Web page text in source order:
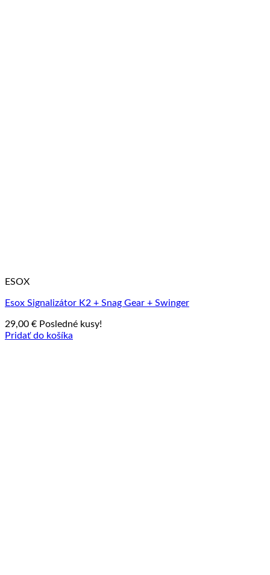
ESOX
Esox Signalizátor K2 + Snag Gear + Swinger
29,00 € Posledné kusy!
Pridať do košíka